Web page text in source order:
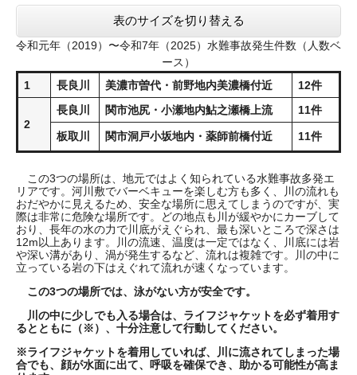
表のサイズを切り替える
令和元年（2019）〜令和7年（2025）水難事故発生件数（人数ベ
ース）
1
長良川 美濃市曽代・前野地内美濃橋付近 12件
2
長良川 関市池尻・小瀬地内鮎之瀬橋上流 11件
板取川 関市洞戸小坂地内・薬師前橋付近 11件
この3つの場所は、地元ではよく知られている水難事故多発エ
リアです。河川敷でバーベキューを楽しむ方も多く、川の流れも
おだやかに見えるため、安全な場所に思えてしまうのですが、実
際は非常に危険な場所です。どの地点も川が緩やかにカーブして
おり、長年の水の力で川底がえぐられ、最も深いところで深さは
12m以上あります。川の流速、温度は一定ではなく、川底には岩
や深い溝があり、渦が発生するなど、流れは複雑です。川の中に
立っている岩の下はえぐれて流れが速くなっています。
この3つの場所では、泳がない方が安全です。
川の中に少しでも入る場合は、ライフジャケットを必ず着用す
るとともに（※）、十分注意して行動してください。
※ライフジャケットを着用していれば、川に流されてしまった場
合でも、顔が水面に出て、呼吸を確保でき、助かる可能性が高ま